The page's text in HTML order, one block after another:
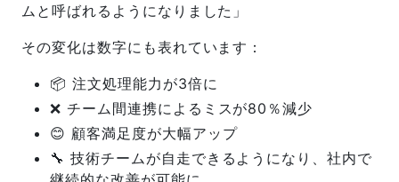
ムと呼ばれるようになりました」
その変化は数字にも表れています：
📦 注文処理能力が3倍に
❌ チーム間連携によるミスが80％減少
😊 顧客満足度が大幅アップ
🔧 技術チームが自走できるようになり、社内で